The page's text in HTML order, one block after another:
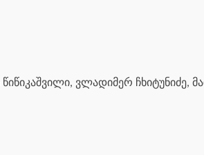
ვლადიმერ ჩხიტუნიძე,